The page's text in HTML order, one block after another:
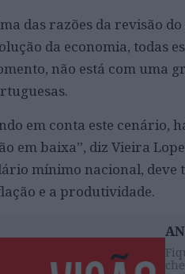
das razões da revisão
da economia, todas
não está com uma
em conta este cenário,
em baixa”, diz Vieira
mínimo nacional, deve
e a produtividade.